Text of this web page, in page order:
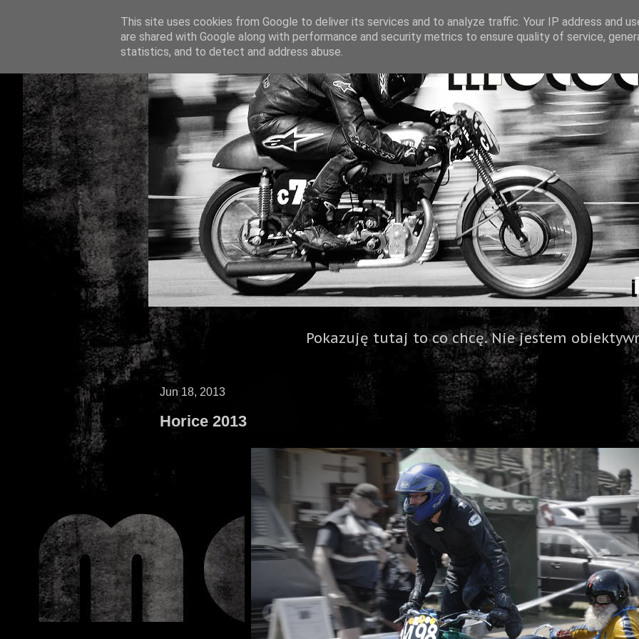
Pokazuję tutaj to co chcę. Nie jestem
Jun 18, 2013
Horice 2013
This site uses cookies from Google to deliver its services and to analyze traffic. Your IP address and
are shared with Google along with performance and security metrics to ensure quality of service,
statistics, and to detect and address abuse.